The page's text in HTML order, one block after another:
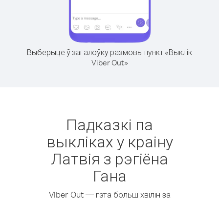
Выберыце ў загалоўку размовы пункт «Выклік
Viber Out»
Падказкі па
выкліках у краіну
Латвія з рэгіёна
Гана
Viber Out — гэта больш хвілін за